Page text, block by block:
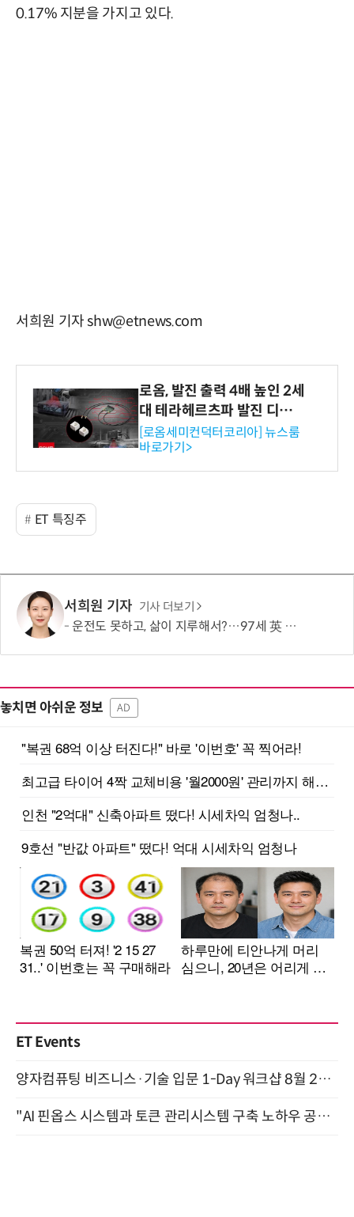
0.17% 지분을 가지고 있다.
서희원 기자 shw@etnews.com
로옴, 발진 출력 4배 높인 2세
대 테라헤르츠파 발진 디바이
스 개발
[로옴세미컨덕터코리아] 뉴스룸
바로가기>
ET 특징주
서희원 기자 기사 더보기
운전도 못하고, 삶이 지루해서?…97세 英 할머니, 비행기 날개에 매달렸다
놓치면 아쉬운 정보 AD
ET Events
양자컴퓨팅 비즈니스·기술 입문 1-Day 워크샵 8월 28일 개최
"AI 핀옵스 시스템과 토큰 관리시스템 구축 노하우 공개" 잠실 한국광고문화회관 2층 대회의실 (8/21)